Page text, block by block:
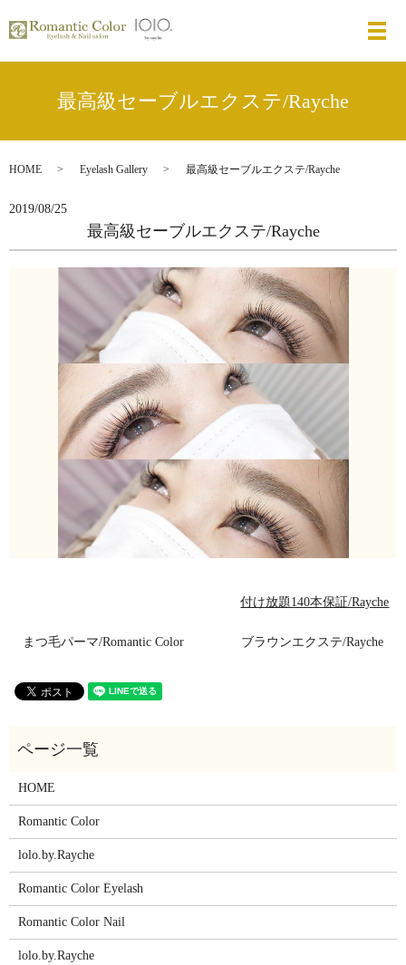
メ
最高級セーブルエクステ/Rayche
HOME Eyelash Gallery 最高級セーブルエクステ/Rayche
2019/08/25
最高級セーブルエクステ/Rayche
付け放題140本保証/Rayche
まつ毛パーマ/Romantic Color ブラウンエクステ/Rayche
HOME
Romantic Color
lolo.by.Rayche
Romantic Color Eyelash
Romantic Color Nail
lolo.by.Rayche